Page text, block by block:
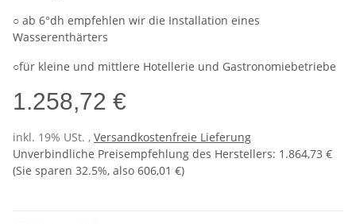
○ ab 6°dh empfehlen wir die Installation eines
Wasserenthärters
○für kleine und mittlere Hotellerie und Gastronomiebetriebe
1.258,72 €
inkl. 19% USt. , Versandkostenfreie Lieferung
Unverbindliche Preisempfehlung des Herstellers: 1.864,73 €
(Sie sparen 32.5%, also 606,01 €)